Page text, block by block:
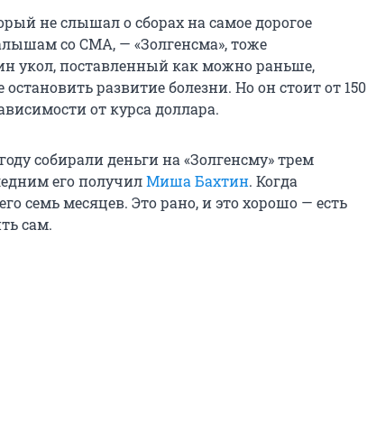
не слышал о сборах на самое дорогое
со СМА, — «Золгенсма», тоже
укол, поставленный как можно раньше,
развитие болезни. Но он стоит от 150
от курса доллара.
собирали деньги на «Золгенсму» трем
его получилМиша Бахтин. Когда
семь месяцев. Это рано, и это хорошо — есть
сам.